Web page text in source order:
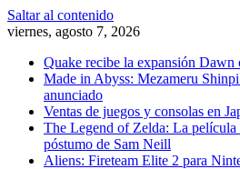
Saltar al contenido
viernes, agosto 7, 2026
Quake recibe la expansión Dawn
Made in Abyss: Mezameru
anunciado
Ventas de juegos y consolas en
The Legend of Zelda: La película
póstumo de Sam Neill
Aliens: Fireteam Elite 2 para